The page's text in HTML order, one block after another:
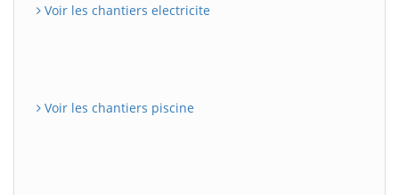
Voir les chantiers electricite
Voir les chantiers piscine